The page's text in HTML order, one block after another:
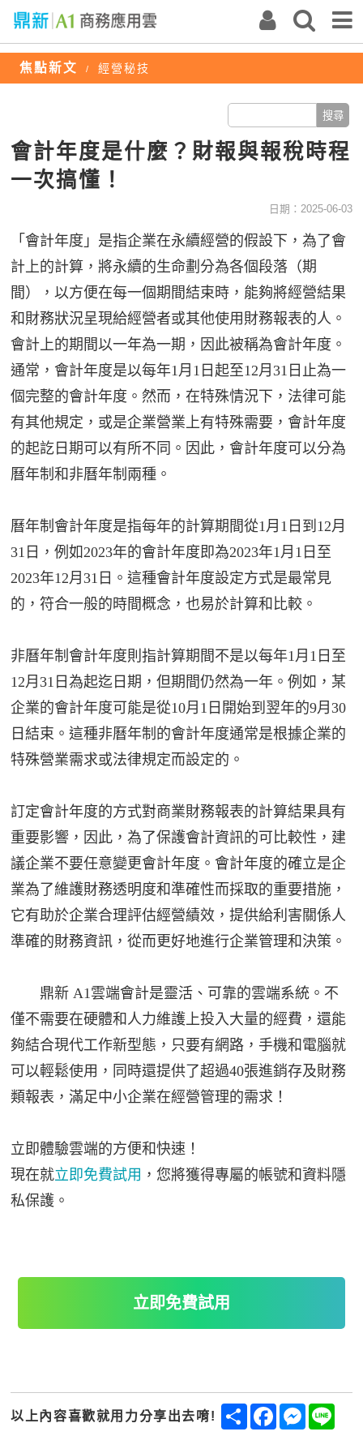
焦點新文 / 經營秘技
會計年度是什麼？財報與報稅時程
一次搞懂！
日期：2025-06-03
「會計年度」是指企業在永續經營的假設下，為了會
計上的計算，將永續的生命劃分為各個段落（期
間），以方便在每一個期間結束時，能夠將經營結果
和財務狀況呈現給經營者或其他使用財務報表的人。
會計上的期間以一年為一期，因此被稱為會計年度。
通常，會計年度是以每年1月1日起至12月31日止為一
個完整的會計年度。然而，在特殊情況下，法律可能
有其他規定，或是企業營業上有特殊需要，會計年度
的起訖日期可以有所不同。因此，會計年度可以分為
曆年制和非曆年制兩種。
曆年制會計年度是指每年的計算期間從1月1日到12月
31日，例如2023年的會計年度即為2023年1月1日至
2023年12月31日。這種會計年度設定方式是最常見
的，符合一般的時間概念，也易於計算和比較。
非曆年制會計年度則指計算期間不是以每年1月1日至
12月31日為起迄日期，但期間仍然為一年。例如，某
企業的會計年度可能是從10月1日開始到翌年的9月30
日結束。這種非曆年制的會計年度通常是根據企業的
特殊營業需求或法律規定而設定的。
訂定會計年度的方式對商業財務報表的計算結果具有
重要影響，因此，為了保護會計資訊的可比較性，建
議企業不要任意變更會計年度。會計年度的確立是企
業為了維護財務透明度和準確性而採取的重要措施，
它有助於企業合理評估經營績效，提供給利害關係人
準確的財務資訊，從而更好地進行企業管理和決策。
鼎新 A1雲端會計是靈活、可靠的雲端系統。不
僅不需要在硬體和人力維護上投入大量的經費，還能
夠結合現代工作新型態，只要有網路，手機和電腦就
可以輕鬆使用，同時還提供了超過40張進銷存及財務
類報表，滿足中小企業在經營管理的需求！
立即體驗雲端的方便和快速！
現在就立即免費試用 ，您將獲得專屬的帳號和資料隱
私保護。
立即免費試用
以上內容喜歡就用力分享出去唷! ShareFacebook